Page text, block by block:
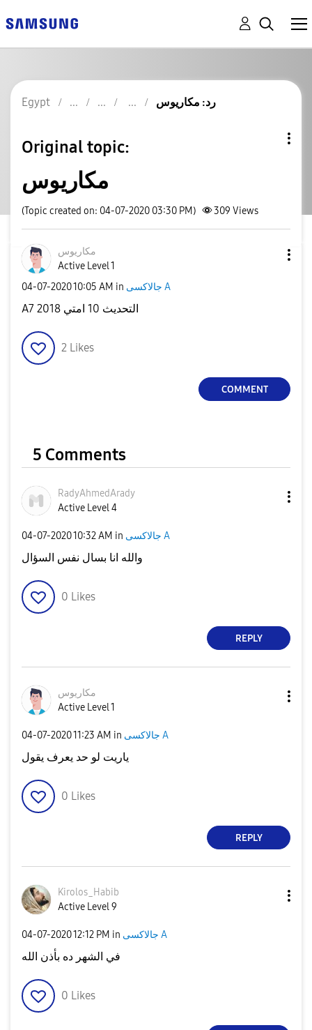
Egypt رد: مكاريوس
Original topic:
مكاريوس
(Topic created on: 04-07-2020 03:30 PM) 309 Views
مكاريوس
Active Level 1
‎04-07-202010:05 AM in جالاكسى A
2 Likes
COMMENT
5 Comments
RadyAhmedArady
Active Level 4
‎04-07-202010:32 AM in جالاكسى A
والله انا بسال نفس السؤال
0 Likes
REPLY
مكاريوس
Active Level 1
‎04-07-202011:23 AM in جالاكسى A
ياريت لو حد يعرف يقول
0 Likes
REPLY
Kirolos_Habib
Active Level 9
‎04-07-202012:12 PM in جالاكسى A
في الشهر ده بأذن الله
0 Likes